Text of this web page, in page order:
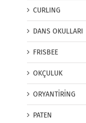
CURLING
DANS OKULLARI
FRISBEE
OKÇULUK
ORYANTİRİNG
PATEN